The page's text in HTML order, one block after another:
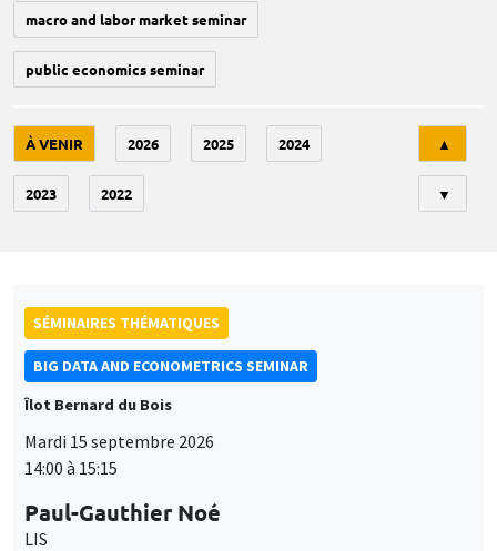
macro and labor market seminar
public economics seminar
À VENIR 2026 2025 2024
2023 2022
▲
▼
SÉMINAIRES THÉMATIQUES
BIG DATA AND ECONOMETRICS SEMINAR
Îlot Bernard du Bois
Mardi 15 septembre 2026
14:00 à 15:15
Paul-Gauthier Noé
LIS